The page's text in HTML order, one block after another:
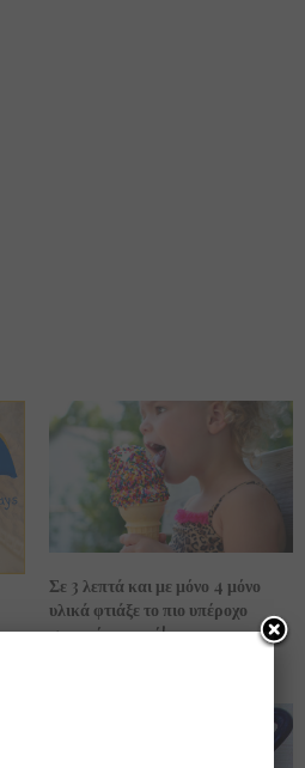
Σε 3 λεπτά και με μόνο 4 μόνο
υλικά φτιάξε το πιο υπέροχο
σπιτικό παγωτό!